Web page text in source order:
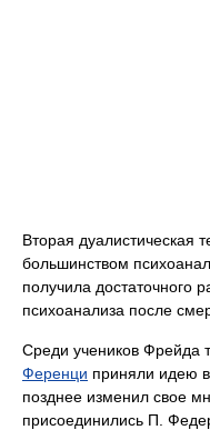
Вторая дуалистическая
большинством
получила достаточного
психоанализа после
Среди учеников Фрейда
Ференци приняли идею
позднее изменил свое
присоединились П.